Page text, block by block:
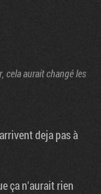
cela aurait changé les
deja pas à
ça n'aurait rien